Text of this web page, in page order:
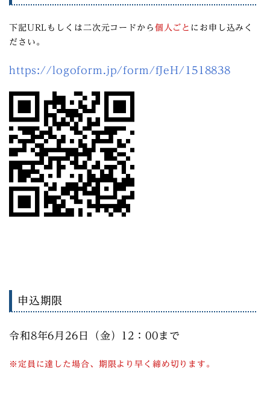
下記URLもしくは二次元コードから 個人ごと にお申し込みく
ださい。
https://logoform.jp/form/fJeH/1518838
申込期限
令和8年6月26日（金）12：00まで
※定員に達した場合、期限より早く締め切ります。